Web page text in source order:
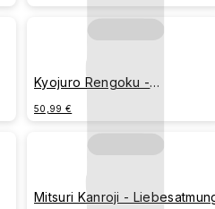
Kyojuro Rengoku -
50,99 €
Mitsuri Kanroji -